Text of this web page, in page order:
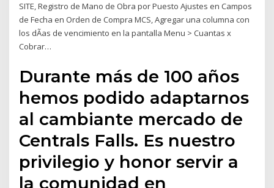
SITE, Registro de Mano de Obra por Puesto Ajustes en Campos
de Fecha en Orden de Compra MCS, Agregar una columna con
los dÃas de vencimiento en la pantalla Menu > Cuantas x
Cobrar…
Durante más de 100 años
hemos podido adaptarnos
al cambiante mercado de
Centrals Falls. Es nuestro
privilegio y honor servir a
la comunidad en